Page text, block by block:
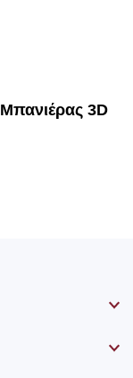
Μπανιέρας 3D